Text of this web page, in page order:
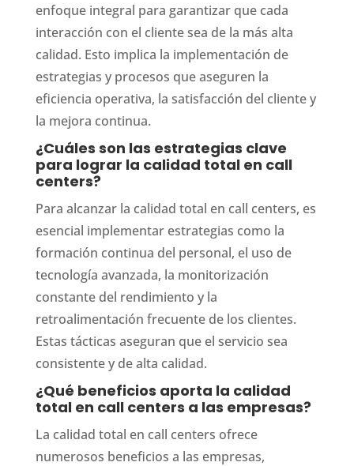
enfoque integral para garantizar que cada
interacción con el cliente sea de la más alta
calidad. Esto implica la implementación de
estrategias y procesos que aseguren la
eficiencia operativa, la satisfacción del cliente y
la mejora continua.
¿Cuáles son las estrategias clave
para lograr la calidad total en call
centers?
Para alcanzar la calidad total en call centers, es
esencial implementar estrategias como la
formación continua del personal, el uso de
tecnología avanzada, la monitorización
constante del rendimiento y la
retroalimentación frecuente de los clientes.
Estas tácticas aseguran que el servicio sea
consistente y de alta calidad.
¿Qué beneficios aporta la calidad
total en call centers a las empresas?
La calidad total en call centers ofrece
numerosos beneficios a las empresas,